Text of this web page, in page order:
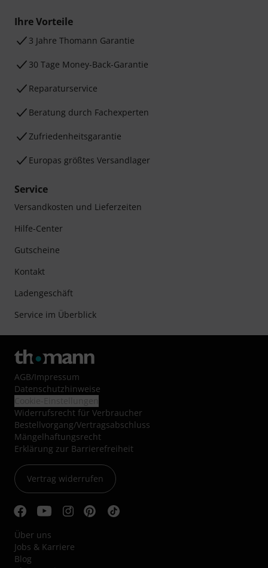
Ihre Vorteile
3 Jahre Thomann Garantie
30 Tage Money-Back-Garantie
Reparaturservice
Beratung durch Fachexperten
Zufriedenheitsgarantie
Europas größtes Versandlager
Service
Versandkosten und Lieferzeiten
Hilfe-Center
Gutscheine
Kontakt
Ladengeschäft
Service im Überblick
AGB/Impressum
Datenschutzhinweise
Widerrufsrecht für Verbraucher
Bestellvorgang/Vertragsabschluss
Mängelhaftungsrecht
Erklärung zur Barrierefreiheit
Vertrag widerrufen
Über uns
Jobs & Karriere
Blog